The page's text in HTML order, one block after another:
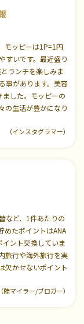
モッピーは1P=1円
すいです。最近盛り
ランチを楽しみま
事があります。美容
した。モッピーの
の生活が豊かになり
（インスタグラマー）
など、1件あたりの
めたポイントはANA
ント交換していま
旅行や海外旅行を実
欠かせないポイント
（陸マイラー/ブロガー）